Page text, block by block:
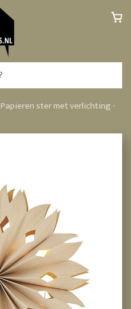
Papieren ster met verlichting -